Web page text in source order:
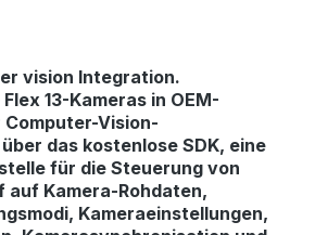
vision Integration.
13-Kameras in OEM-
Vision-
das kostenlose SDK, eine
für die Steuerung von
auf Kamera-Rohdaten,
Kameraeinstellungen,